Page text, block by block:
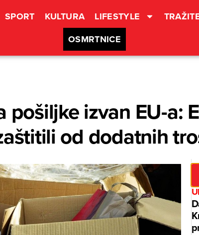
SPORT KULTURA LIFESTYLE
OSMRTNICE
pošiljke izvan EU-a:
od dodatnih